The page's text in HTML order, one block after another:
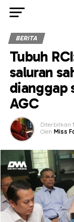
BERITA
Tubuh
saluran
dianggap
AGC
Diterbitkan
Oleh Miss